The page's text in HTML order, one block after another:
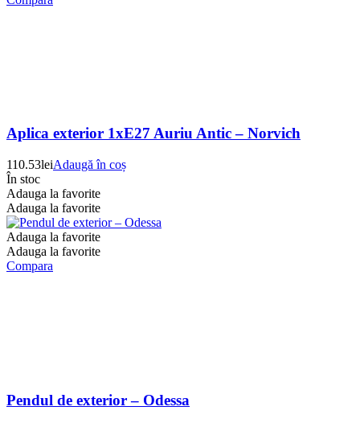
Aplica exterior 1xE27 Auriu Antic – Norvich
110.53leiAdaugă în coș
În stoc
Adauga la favorite
Adauga la favorite
Adauga la favorite
Adauga la favorite
Compara
Pendul de exterior – Odessa